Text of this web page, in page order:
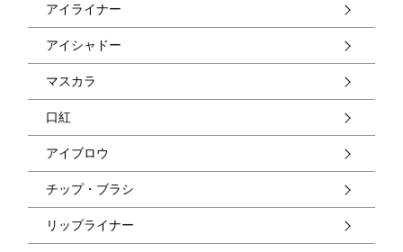
アイライナー
アイシャドー
マスカラ
口紅
アイブロウ
チップ・ブラシ
リップライナー